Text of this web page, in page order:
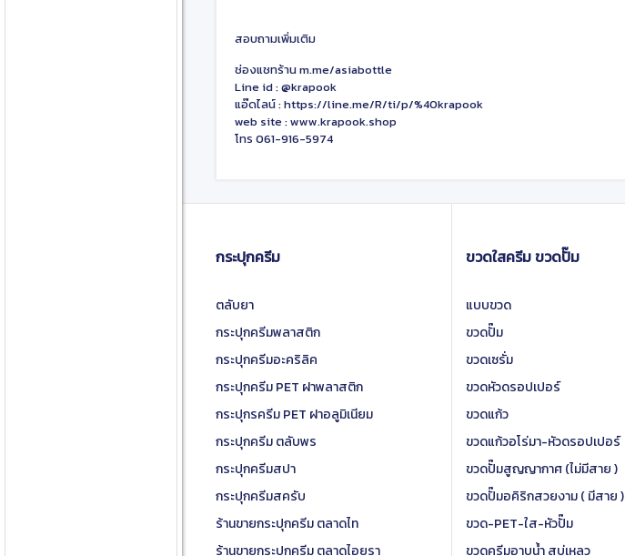
สอบถามเพิ่มเติม
ช่องแชทร้านm.me/asiabottle
Line id : @krapook
แอ๊ดไลน์ :https://line.me/R/ti/p/%40krapook
web site :www.krapook.shop
โทร 061-916-5974
กระปุกครีม
ตลับยา
กระปุกครีมพลาสติก
กระปุกครีมอะคริลิค
กระปุกครีม PET ฝาพลาสติก
กระปุกรครีม PET ฝาอลูมิเนียม
กระปุกครีม ตลับพร
กระปุกครีมสปา
กระปุกครีมสครับ
ร้านขายกระปุกครีม ตลาดไท
ร้านขายกระปุกครีม ตลาดไอยรา
ขวดใสครีม ขวดปั๊ม
แบบขวด
ขวดปั๊ม
ขวดเซรั่ม
ขวดหัวดรอปเปอร์
ขวดแก้ว
ขวดแก้วอโร่มา-หัวดรอปเปอร์
ขวดปั๊มสูญญากาศ (ไม่มีสาย )
ขวดปั๊มอคิริกสวยงาม ( มีสาย )
ขวด-PET-ใส-หัวปั๊ม
ขวดครีมอาบน้ำ สบู่เหลว